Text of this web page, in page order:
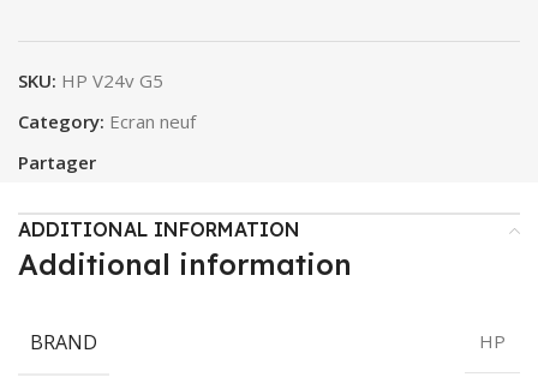
SKU: HP V24v G5
Category: Ecran neuf
Partager
ADDITIONAL INFORMATION
Additional information
BRAND HP